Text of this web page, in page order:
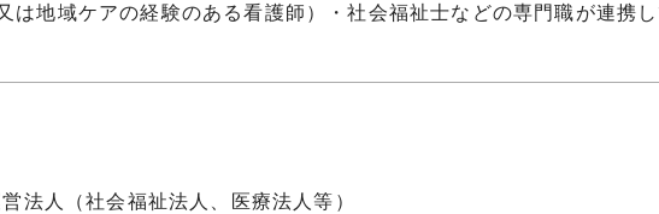
地域ケアの経験のある看護師）・社会福祉士などの専門職が連携
法人（社会福祉法人、医療法人等）